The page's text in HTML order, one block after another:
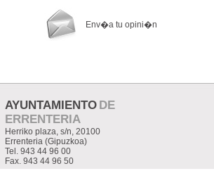
Env�a tu opini�n
AYUNTAMIENTO DE
ERRENTERIA
Herriko plaza, s/n, 20100
Errenteria (Gipuzkoa)
Tel. 943 44 96 00
Fax. 943 44 96 50